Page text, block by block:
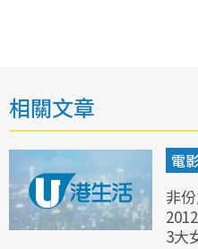
相關文章
電
非
3大